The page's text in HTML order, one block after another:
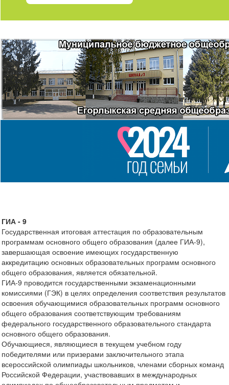
ГИА - 9
Государственная итоговая аттестация по образовательным
программам основного общего образования (далее ГИА-9),
завершающая освоение имеющих государственную
аккредитацию основных образовательных программ основного
общего образования, является обязательной.
ГИА-9 проводится государственными экзаменационными
комиссиями (ГЭК) в целях определения соответствия результатов
освоения обучающимися образовательных программ основного
общего образования соответствующим требованиям
федерального государственного образовательного стандарта
основного общего образования.
Обучающиеся, являющиеся в текущем учебном году
победителями или призерами заключительного этапа
всероссийской олимпиады школьников, членами сборных команд
Российской Федерации, участвовавших в международных